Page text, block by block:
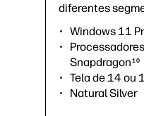
diferentes
Windows 11
Snapdragon 10
Tela de 14 ou
Natural Silver